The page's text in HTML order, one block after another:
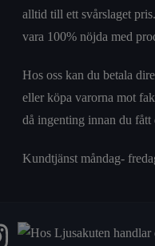
alltid till ett svårslaget
vara 100% nöjda med
Hos oss kan du betala
eller köpa varorna mot
då ingenting innan du
Kundtjänst måndag-